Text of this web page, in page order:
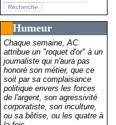
Humeur
Chaque semaine, AC
attribue un "roquet d'or" à un
journaliste qui n'aura pas
honoré son métier, que ce
soit par sa complaisance
politique envers les forces
de l'argent, son agressivité
corporatiste, son inculture,
ou sa bêtise, ou les quatre à